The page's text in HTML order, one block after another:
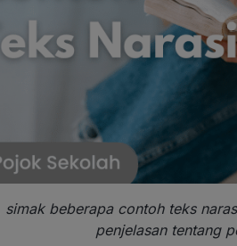
simak beberapa contoh teks
penjelasan tentang